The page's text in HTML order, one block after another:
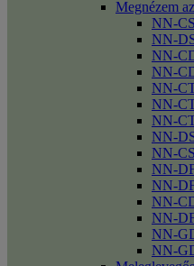
Megnézem
NN-
NN-
NN-
NN-
NN-
NN-
NN-
NN-
NN-
NN-
NN-
NN-
NN-
NN-
NN-